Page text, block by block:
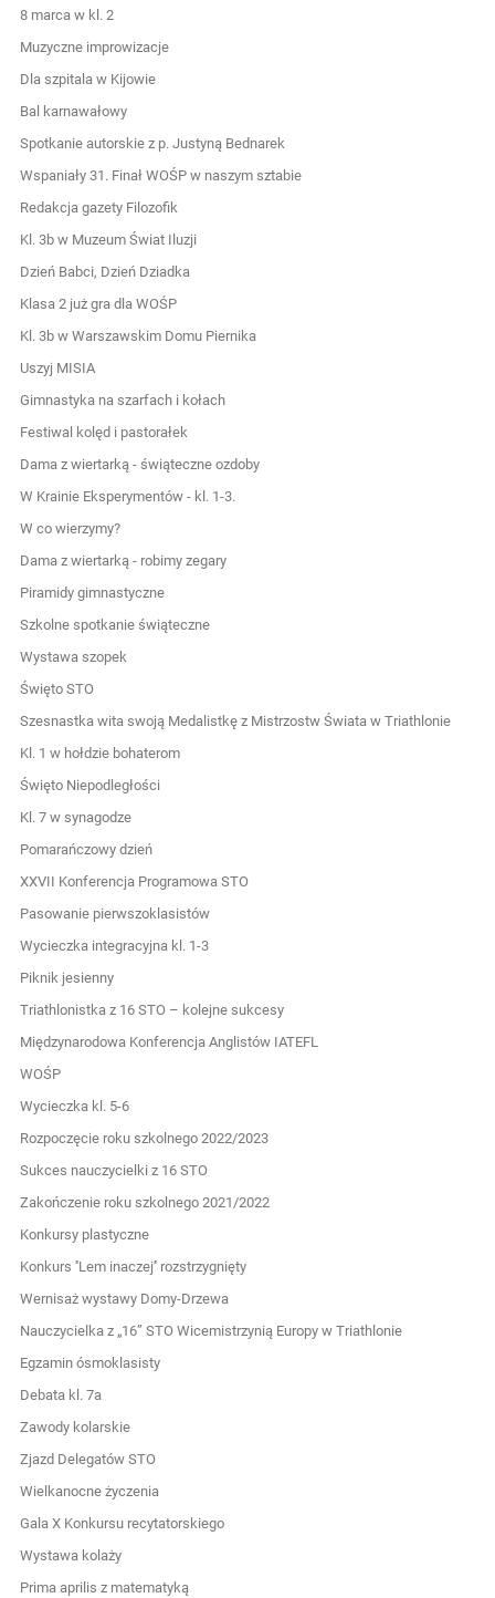
8 marca w kl. 2
Muzyczne improwizacje
Dla szpitala w Kijowie
Bal karnawałowy
Spotkanie autorskie z p. Justyną Bednarek
Wspaniały 31. Finał WOŚP w naszym sztabie
Redakcja gazety Filozofik
Kl. 3b w Muzeum Świat Iluzji
Dzień Babci, Dzień Dziadka
Klasa 2 już gra dla WOŚP
Kl. 3b w Warszawskim Domu Piernika
Uszyj MISIA
Gimnastyka na szarfach i kołach
Festiwal kolęd i pastorałek
Dama z wiertarką - świąteczne ozdoby
W Krainie Eksperymentów - kl. 1-3.
W co wierzymy?
Dama z wiertarką - robimy zegary
Piramidy gimnastyczne
Szkolne spotkanie świąteczne
Wystawa szopek
Święto STO
Szesnastka wita swoją Medalistkę z Mistrzostw Świata w Triathlonie
Kl. 1 w hołdzie bohaterom
Święto Niepodległości
Kl. 7 w synagodze
Pomarańczowy dzień
XXVII Konferencja Programowa STO
Pasowanie pierwszoklasistów
Wycieczka integracyjna kl. 1-3
Piknik jesienny
Triathlonistka z 16 STO – kolejne sukcesy
Międzynarodowa Konferencja Anglistów IATEFL
WOŚP
Wycieczka kl. 5-6
Rozpoczęcie roku szkolnego 2022/2023
Sukces nauczycielki z 16 STO
Zakończenie roku szkolnego 2021/2022
Konkursy plastyczne
Konkurs ''Lem inaczej'' rozstrzygnięty
Wernisaż wystawy Domy-Drzewa
Nauczycielka z „16” STO Wicemistrzynią Europy w Triathlonie
Egzamin ósmoklasisty
Debata kl. 7a
Zawody kolarskie
Zjazd Delegatów STO
Wielkanocne życzenia
Gala X Konkursu recytatorskiego
Wystawa kolaży
Prima aprilis z matematyką